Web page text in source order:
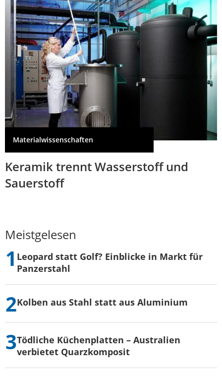
Materialwissenschaften
Keramik trennt Wasserstoff und
Sauerstoff
Meistgelesen
Leopard statt Golf? Einblicke in Markt für
Panzerstahl
Kolben aus Stahl statt aus Aluminium
Tödliche Küchenplatten – Australien
verbietet Quarzkomposit